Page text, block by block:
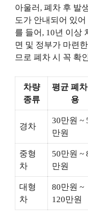
아울러, 폐차 후 발
도가 안내되어 있어
를 들어, 10년 이상
면 및 정부가 마련
므로 폐차 시 꼭 확
차량
종류
평균 폐차
용
경차
30만원 ~
만원
중형
차
50만원 ~
만원
대형
차
80만원 ~
120만원